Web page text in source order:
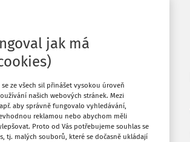
(1)
Oblíbené
Stáhnout
jak má
ze všech sil přinášet vysokou úroveň
našich webových stránek. Mezi
aby správně fungovalo vyhledávání,
reklamou nebo abychom měli
Proto od Vás potřebujeme souhlas se
tj. malých souborů, které se dočasně ukládají